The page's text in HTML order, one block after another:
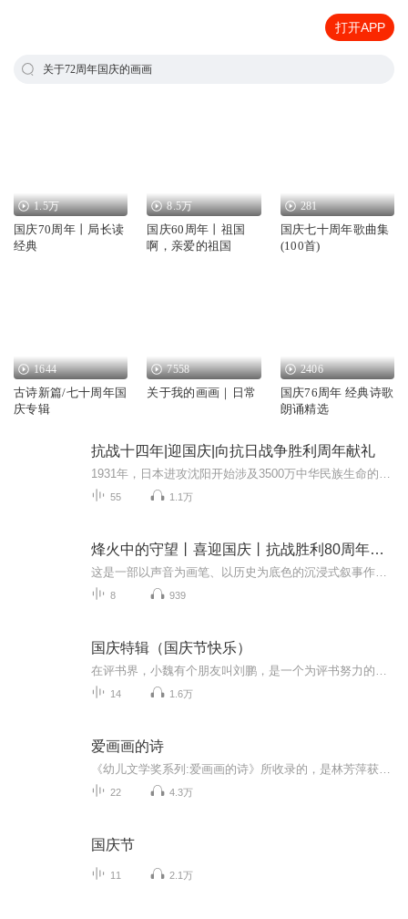
打开APP
关于72周年国庆的画画
1.5万
国庆70周年丨局长读
经典
8.5万
国庆60周年丨祖国
啊，亲爱的祖国
281
国庆七十周年歌曲集
(100首)
1644
古诗新篇/七十周年国
庆专辑
7558
关于我的画画｜日常
2406
国庆76周年 经典诗歌
朗诵精选
抗战十四年|迎国庆|向抗日战争胜利周年献礼
55 1.1万
烽火中的守望丨喜迎国庆丨抗战胜利80周年丨广播剧
8 939
国庆特辑（国庆节快乐）
14 1.6万
爱画画的诗
22 4.3万
国庆节
11 2.1万